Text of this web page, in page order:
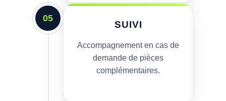
05
SUIVI
Accompagnement en cas de
demande de pièces
complémentaires.